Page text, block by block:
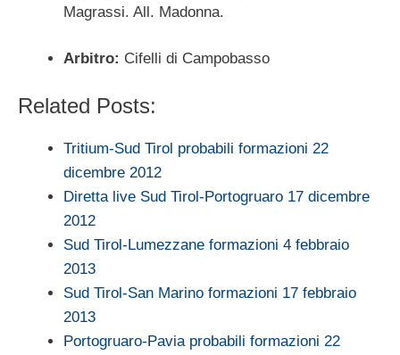
Magrassi. All. Madonna.
Arbitro: Cifelli di Campobasso
Related Posts:
Tritium-Sud Tirol probabili formazioni 22
dicembre 2012
Diretta live Sud Tirol-Portogruaro 17 dicembre
2012
Sud Tirol-Lumezzane formazioni 4 febbraio
2013
Sud Tirol-San Marino formazioni 17 febbraio
2013
Portogruaro-Pavia probabili formazioni 22